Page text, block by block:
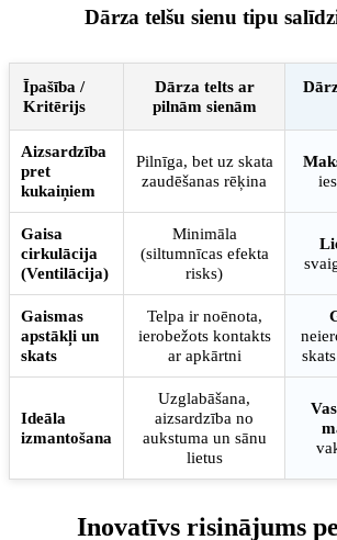
Dārza telšu sienu tipu
Īpašība /
Kritērijs
Dārza telts ar
pilnām sienām
Aizsardzība
pret
kukaiņiem
Pilnīga, bet uz skata
zaudēšanas rēķina
Gaisa
cirkulācija
(Ventilācija)
Minimāla
(siltumnīcas efekta
risks)
Gaismas
apstākļi un
skats
Telpa ir noēnota,
ierobežots kontakts
ar apkārtni
Ideāla
izmantošana
Uzglabāšana,
aizsardzība no
aukstuma un sānu
lietus
Inovatīvs risinājums